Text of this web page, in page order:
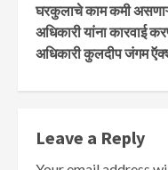
घरकुलाचे काम कमी
अधिकारी यांना कारवाई
अधिकारी कुलदीप जंगम
Leave a Reply